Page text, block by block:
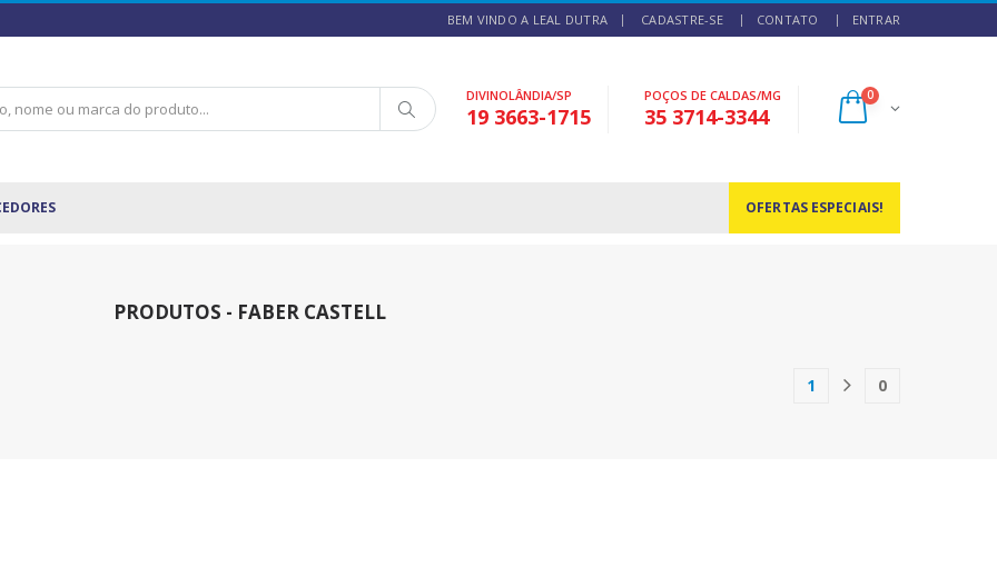
BEM VINDO A LEAL DUTRA CADASTRE-SE CONTATO ENTRAR
DIVINOLÂNDIA/SP
19 3663-1715
POÇOS DE CALDAS/MG
35 3714-3344
0
OFERTAS ESPECIAIS!
PRODUTOS - FABER CASTELL
1(current)0